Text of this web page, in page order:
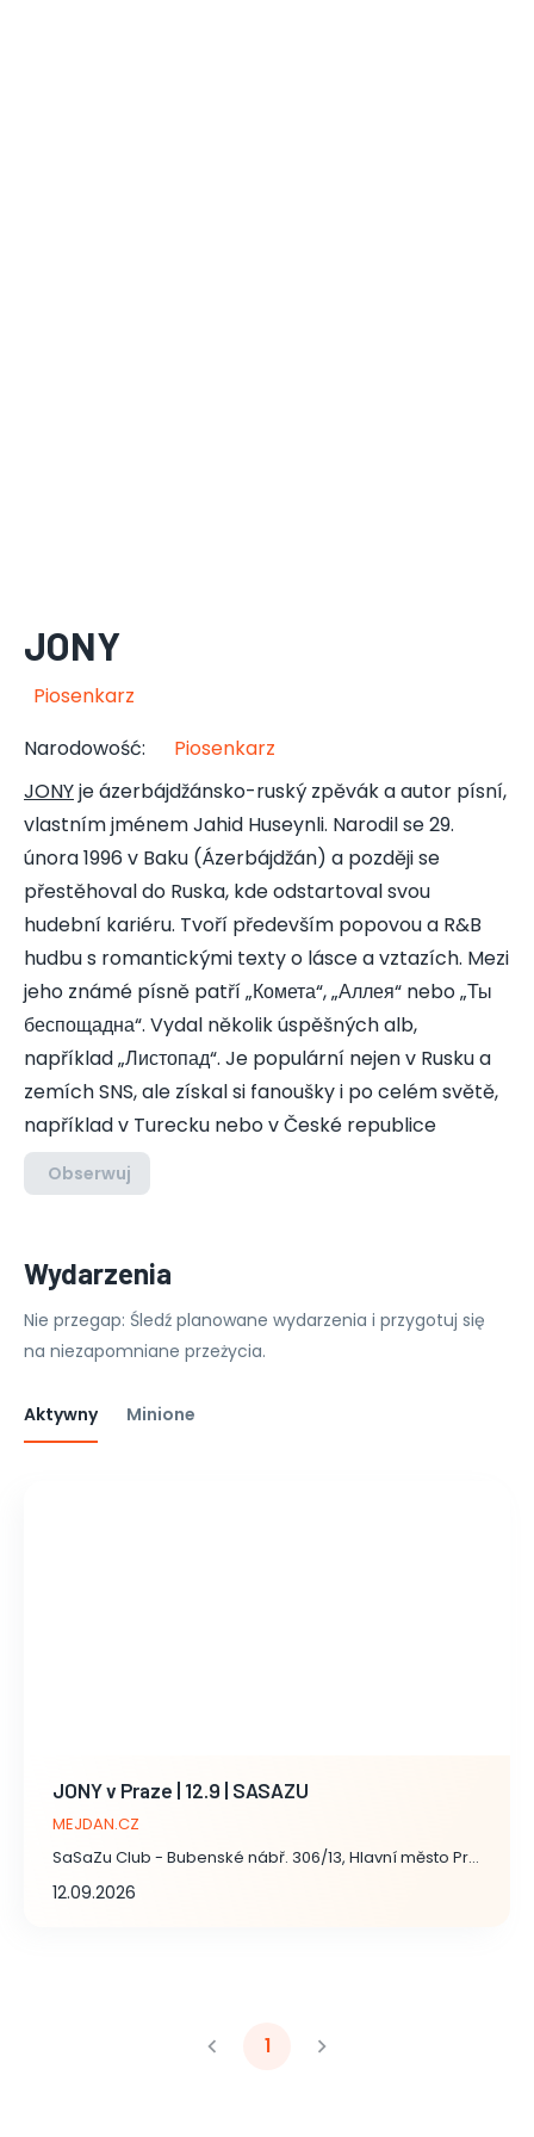
JONY
Piosenkarz
Narodowość:
Piosenkarz
JONYje ázerbájdžánsko-ruský zpěvák a autor písní,
vlastním jménem Jahid Huseynli. Narodil se 29.
února 1996 v Baku (Ázerbájdžán) a později se
přestěhoval do Ruska, kde odstartoval svou
hudební kariéru. Tvoří především popovou a R&B
hudbu s romantickými texty o lásce a vztazích. Mezi
jeho známé písně patří „Комета“, „Аллея“ nebo „Ты
беспощадна“. Vydal několik úspěšných alb,
například „Листопад“. Je populární nejen v Rusku a
zemích SNS, ale získal si fanoušky i po celém světě,
například v Turecku nebo v České republice
Obserwuj
Wydarzenia
Nie przegap: Śledź planowane wydarzenia i przygotuj się
na niezapomniane przeżycia.
Aktywny Minione
JONY v Praze | 12.9 | SASAZU
MEJDAN.CZ
SaSaZu Club - Bubenské nábř. 306/13, Hlavní město Praha
12.09.2026
1